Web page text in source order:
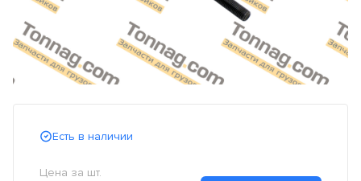
Есть в наличии
Цена за шт.